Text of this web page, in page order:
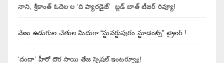
నాని, శ్రీకాంత్ ఓదెల ల ‘ది ప్యారడైజ్’ బ్లడ్ బాత్ టీజర్ రివ్యూ!
వేణు ఉడుగుల చేతుల మీదుగా “స్టువర్టుపురం స్టూడెంట్స్” ట్రైలర్ !
‘దందా’ హీరో దొర సాయి తేజ స్పెషల్ ఇంటర్వ్యూ!